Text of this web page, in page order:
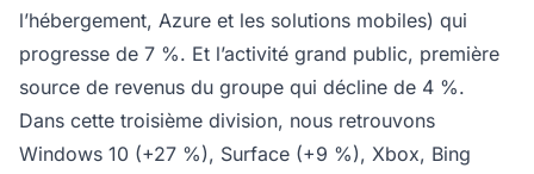
l’hébergement, Azure et les solutions mobiles) qui
progresse de 7 %. Et l’activité grand public, première
source de revenus du groupe qui décline de 4 %.
Dans cette troisième division, nous retrouvons
Windows 10 (+27 %), Surface (+9 %), Xbox, Bing